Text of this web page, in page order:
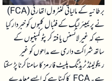
برطانیہ کے مالیاتی کنٹرول اتھارٹی (FCA)
نے پریمیئر لیگ کے فٹبال کلبوں کو خبردار کیا
ہے کہ غیر لائسنس یافتہ کرپٹو کمپنیوں کے
ساتھ شراکت داری سے مداحوں کو غیر
ریگولیٹڈ ٹریڈنگ پلیٹ فارمز کا سامنا کرنا پڑ سکتا